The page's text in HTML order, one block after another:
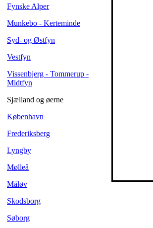
Fynske Alper
Munkebo - Kerteminde
Syd- og Østfyn
Vestfyn
Vissenbjerg - Tommerup -
Midtfyn
Sjælland og øerne
København
Frederiksberg
Lyngby
Mølleå
Måløv
Skodsborg
Søborg